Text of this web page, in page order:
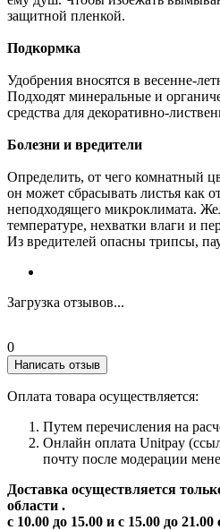
защитной пленкой.
Подкормка
Удобрения вносятся в весенне-
Подходят минеральные и
средства для декоративно-
Болезни и вредители
Определить, от чего комнатный
он может сбрасывать листья как
неподходящего микроклимата.
температуре, нехватки влаги и
Из вредителей опасны трипсы,
Загрузка отзывов...
0
Написать отзыв
Оплата товара осуществляется:
Путем перечисления на
Онлайн оплата Unitpay
почту после модерации
Доставка осуществляется
области .
с 10.00 до 15.00 и с 15.00 до 21.00